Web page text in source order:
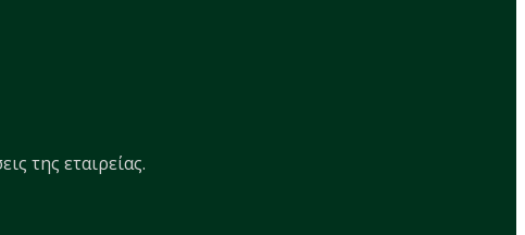
της εταιρείας.